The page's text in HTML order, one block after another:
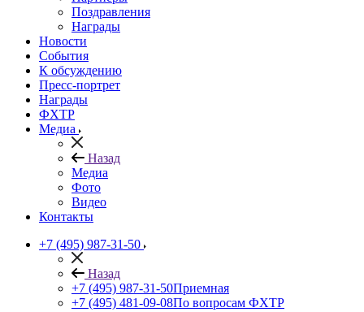
Поздравления
Награды
Новости
События
К обсуждению
Пресс-портрет
Награды
ФХТР
Медиа
Назад
Медиа
Фото
Видео
Контакты
+7 (495) 987-31-50
Назад
+7 (495) 987-31-50Приемная
+7 (495) 481-09-08По вопросам ФХТР